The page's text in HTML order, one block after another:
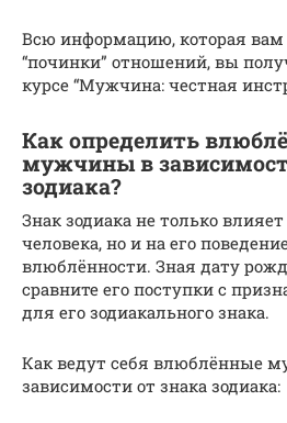
Всю информацию, которая
“починки” отношений, вы
курсе “Мужчина: честная
Как определить
мужчины в
зодиака?
Знак зодиака не только
человека, но и на его
влюблённости. Зная дату
сравните его поступки с
для его зодиакального знака.
Как ведут себя влюблённые
зависимости от знака зодиака: